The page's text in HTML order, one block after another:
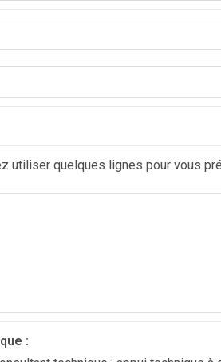
utiliser quelques lignes pour vous
: